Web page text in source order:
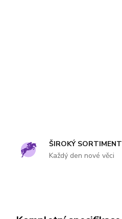
ŠIROKÝ SORTIMENT
Každý den nové věci